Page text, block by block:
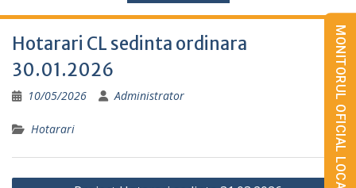
Hotarari CL sedinta ordinara
30.01.2026
10/05/2026 Administrator
Hotarari
Navigare
MONITORUL OFICIAL LOCAL